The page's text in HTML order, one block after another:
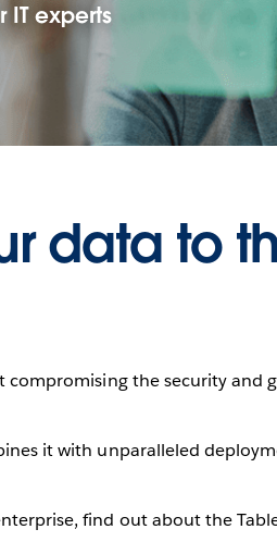
IT experts
data to
the security and
it with unparalleled
find out about the